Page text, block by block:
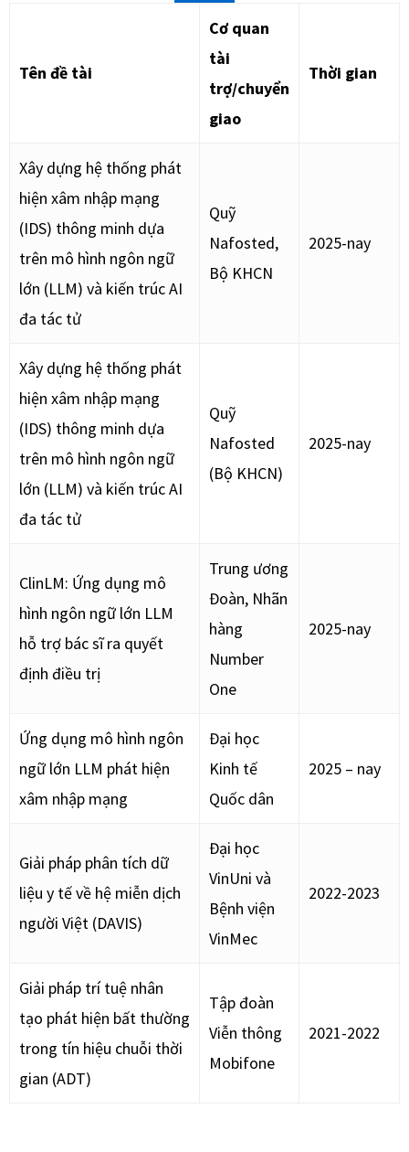
Tên đề tài
Cơ quan
tài
trợ/chuyển
giao
Thời gian
Xây dựng hệ thống phát
hiện xâm nhập mạng
(IDS) thông minh dựa
trên mô hình ngôn ngữ
lớn (LLM) và kiến trúc AI
đa tác tử
Quỹ
Nafosted,
Bộ KHCN
2025-nay
Xây dựng hệ thống phát
hiện xâm nhập mạng
(IDS) thông minh dựa
trên mô hình ngôn ngữ
lớn (LLM) và kiến trúc AI
đa tác tử
Quỹ
Nafosted
(Bộ KHCN)
2025-nay
ClinLM: Ứng dụng mô
hình ngôn ngữ lớn LLM
hỗ trợ bác sĩ ra quyết
định điều trị
Trung ương
Đoàn, Nhãn
hàng
Number
One
2025-nay
Ứng dụng mô hình ngôn
ngữ lớn LLM phát hiện
xâm nhập mạng
Đại học
Kinh tế
Quốc dân
2025 – nay
Giải pháp phân tích dữ
liệu y tế về hệ miễn dịch
người Việt (DAVIS)
Đại học
VinUni và
Bệnh viện
VinMec
2022-2023
Giải pháp trí tuệ nhân
tạo phát hiện bất thường
trong tín hiệu chuỗi thời
gian (ADT)
Tập đoàn
Viễn thông
Mobifone
2021-2022